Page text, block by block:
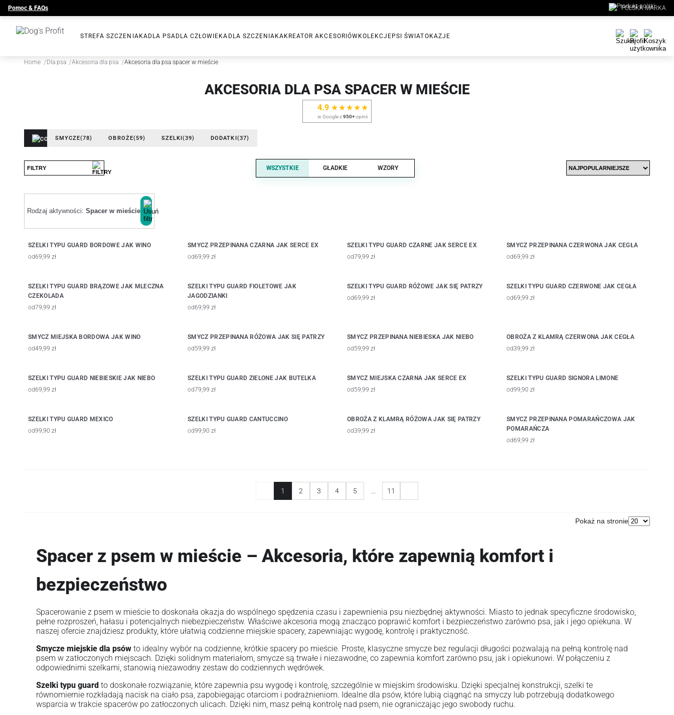
Pomoc & FAQs POLSKA MARKA
STREFA SZCZENIAKA DLA PSA DLA CZŁOWIEKA DLA SZCZENIAKA KREATOR AKCESORIÓW KOLEKCJE PSI ŚWIATOKAZJE
Home /Dla psa /Akcesoria dla psa /Akcesoria dla psa spacer w mieście
AKCESORIA DLA PSA SPACER W MIEŚCIE
4.9 ★★★★★
w Google z950+opinii
SMYCZE(78) OBROŻE(59) SZELKI(39) DODATKI(37)
FILTRY WSZYSTKIE GŁADKIE WZORY
Rodzaj aktywności: Spacer w mieście
SZELKI TYPU GUARD BORDOWE JAK WINO
od69,99 zł
SMYCZ PRZEPINANA CZARNA JAK SERCE EX
od69,99 zł
SZELKI TYPU GUARD CZARNE JAK SERCE EX
od79,99 zł
SMYCZ PRZEPINANA CZERWONA JAK CEGŁA
od69,99 zł
SZELKI TYPU GUARD BRĄZOWE JAK MLECZNA
CZEKOLADA
od79,99 zł
SZELKI TYPU GUARD FIOLETOWE JAK
JAGODZIANKI
od69,99 zł
SZELKI TYPU GUARD RÓŻOWE JAK SIĘ PATRZY
od69,99 zł
SZELKI TYPU GUARD CZERWONE JAK CEGŁA
od69,99 zł
SMYCZ MIEJSKA BORDOWA JAK WINO
od49,99 zł
SMYCZ PRZEPINANA RÓŻOWA JAK SIĘ PATRZY
od59,99 zł
SMYCZ PRZEPINANA NIEBIESKA JAK NIEBO
od59,99 zł
OBROŻA Z KLAMRĄ CZERWONA JAK CEGŁA
od39,99 zł
SZELKI TYPU GUARD NIEBIESKIE JAK NIEBO
od69,99 zł
SZELKI TYPU GUARD ZIELONE JAK BUTELKA
od79,99 zł
SMYCZ MIEJSKA CZARNA JAK SERCE EX
od59,99 zł
SZELKI TYPU GUARD SIGNORA LIMONE
od99,90 zł
SZELKI TYPU GUARD MEXICO
od99,90 zł
SZELKI TYPU GUARD CANTUCCINO
od99,90 zł
OBROŻA Z KLAMRĄ RÓŻOWA JAK SIĘ PATRZY
od39,99 zł
SMYCZ PRZEPINANA POMARAŃCZOWA JAK
POMARAŃCZA
od69,99 zł
1 2 3 4 5 11
Pokaż na stronie
Spacer z psem w mieście – Akcesoria, które zapewnią komfort i
bezpieczeństwo
Spacerowanie z psem w mieście to doskonała okazja do wspólnego spędzenia czasu i zapewnienia psu niezbędnej aktywności. Miasto to jednak specyficzne środowisko,
pełne rozproszeń, hałasu i potencjalnych niebezpieczeństw. Właściwe akcesoria mogą znacząco poprawić komfort i bezpieczeństwo zarówno psa, jak i jego opiekuna. W
naszej ofercie znajdziesz produkty, które ułatwią codzienne miejskie spacery, zapewniając wygodę, kontrolę i praktyczność.
Smycze miejskie dla psów to idealny wybór na codzienne, krótkie spacery po mieście. Proste, klasyczne smycze bez regulacji długości pozwalają na pełną kontrolę nad
psem w zatłoczonych miejscach. Dzięki solidnym materiałom, smycze są trwałe i niezawodne, co zapewnia komfort zarówno psu, jak i opiekunowi. W połączeniu z
odpowiednimi szelkami, stanowią niezawodny zestaw do codziennych wędrówek.
Szelki typu guard to doskonałe rozwiązanie, które zapewnia psu wygodę i kontrolę, szczególnie w miejskim środowisku. Dzięki specjalnej konstrukcji, szelki te
równomiernie rozkładają nacisk na ciało psa, zapobiegając otarciom i podrażnieniom. Idealne dla psów, które lubią ciągnąć na smyczy lub potrzebują dodatkowego
wsparcia w trakcie spacerów po zatłoczonych ulicach. Dzięki nim, masz pełną kontrolę nad psem, nie ograniczając jego swobody ruchu.